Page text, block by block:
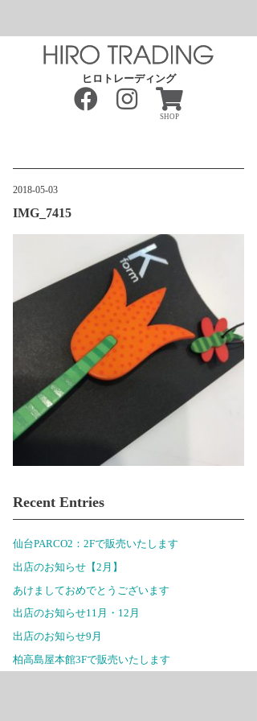
ヒロトレーディング
SHOP
2018-05-03
IMG_7415
Recent Entries
仙台PARCO2：2Fで販売いたします
出店のお知らせ【2月】
あけましておめでとうございます
出店のお知らせ11月・12月
出店のお知らせ9月
柏高島屋本館3Fで販売いたします